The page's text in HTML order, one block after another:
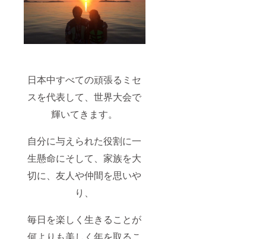
日本中すべての頑張るミセ
スを代表して、世界大会で
輝いてきます。
自分に与えられた役割に一
生懸命にそして、家族を大
切に、友人や仲間を思いや
り、
毎日を楽しく生きることが
何よりも美しく年を取るこ